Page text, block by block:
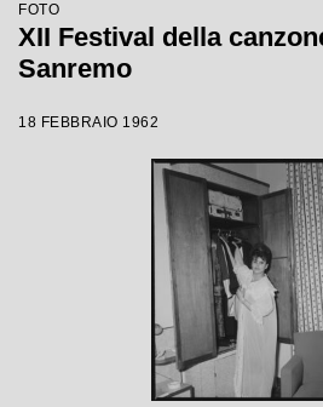
FOTO
XII Festival della
Sanremo
18 FEBBRAIO 1962